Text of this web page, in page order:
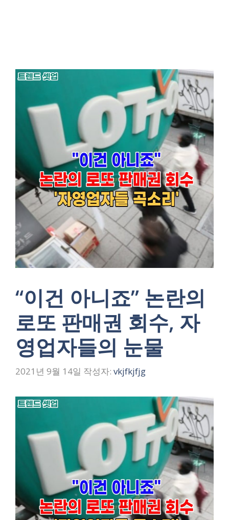
“이건 아니죠” 논란의
로또 판매권 회수, 자
영업자들의 눈물
2021년 9월 14일 작성자: vkjfkjfjg